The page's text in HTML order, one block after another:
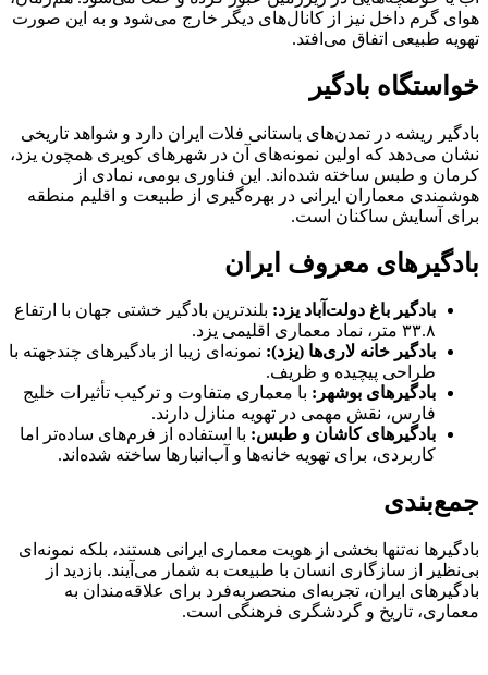
هوای گرم داخل نیز از کانال‌های دیگر خارج می‌شود و به این صورت
تهویه طبیعی اتفاق می‌افتد.
خواستگاه بادگیر
بادگیر ریشه در تمدن‌های باستانی فلات ایران دارد و شواهد تاریخی
نشان می‌دهد که اولین نمونه‌های آن در شهرهای کویری همچون یزد،
کرمان و طبس ساخته شده‌اند. این فناوری بومی، نمادی از
هوشمندی معماران ایرانی در بهره‌گیری از طبیعت و اقلیم منطقه
برای آسایش ساکنان است.
بادگیرهای معروف ایران
بادگیر باغ دولت‌آباد یزد: بلندترین بادگیر خشتی جهان با ارتفاع
۳۳.۸ متر، نماد معماری اقلیمی یزد.
بادگیر خانه لاری‌ها (یزد): نمونه‌ای زیبا از بادگیرهای چندجهته با
طراحی پیچیده و ظریف.
بادگیرهای بوشهر: با معماری متفاوت و ترکیب تأثیرات خلیج
فارس، نقش مهمی در تهویه منازل دارند.
بادگیرهای کاشان و طبس: با استفاده از فرم‌های ساده‌تر اما
کاربردی، برای تهویه خانه‌ها و آب‌انبارها ساخته شده‌اند.
جمع‌بندی
بادگیرها نه‌تنها بخشی از هویت معماری ایرانی هستند، بلکه نمونه‌ای
بی‌نظیر از سازگاری انسان با طبیعت به شمار می‌آیند. بازدید از
بادگیرهای ایران، تجربه‌ای منحصربه‌فرد برای علاقه‌مندان به
معماری، تاریخ و گردشگری فرهنگی است.